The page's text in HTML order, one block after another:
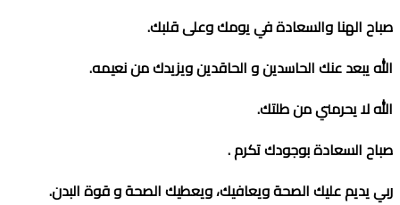
صباح الهنا والسعادة في يومك وعلى قلبك.
الله يبعد عنك الحاسدين و الحاقدين ويزيدك من نعيمه.
الله لا يحرمني من طلتك.
صباح السعادة بوجودك تكرم.
ربي يديم عليك الصحة ويعافيك، ويعطيك الصحة و قوة البدن.